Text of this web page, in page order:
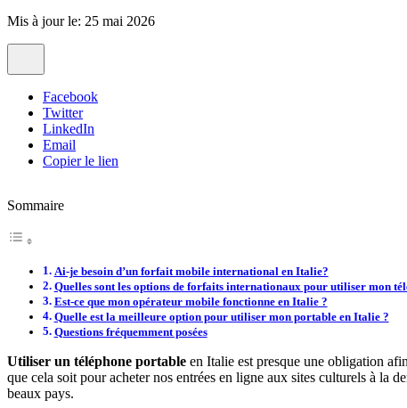
Mis à jour le: 25 mai 2026
Facebook
Twitter
LinkedIn
Email
Copier le lien
Sommaire
Ai-je besoin d’un forfait mobile international en Italie?
Quelles sont les options de forfaits internationaux pour utiliser mon
Est-ce que mon opérateur mobile fonctionne en Italie ?
Quelle est la meilleure option pour utiliser mon portable en Italie ?
Questions fréquemment posées
Utiliser un téléphone portable en Italie est presque une obligation
que cela soit pour acheter nos entrées en ligne aux sites culturels à la
beaux pays.